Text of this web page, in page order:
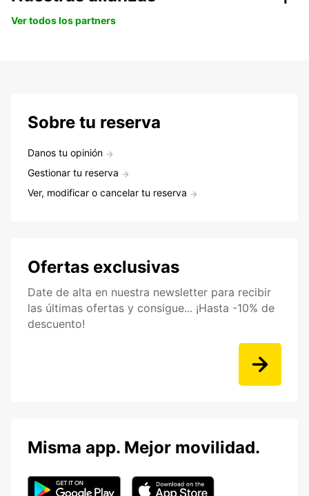
Ver todos los partners
Sobre tu reserva
Danos tu opinión
Gestionar tu reserva
Ver, modificar o cancelar tu reserva
Ofertas exclusivas
Date de alta en nuestra newsletter para recibir
las últimas ofertas y consigue... ¡Hasta -10% de
descuento!
Misma app. Mejor movilidad.